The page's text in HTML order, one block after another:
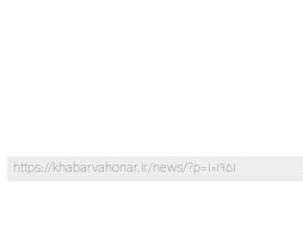
https://khabarvahonar.ir/news/?p=101951